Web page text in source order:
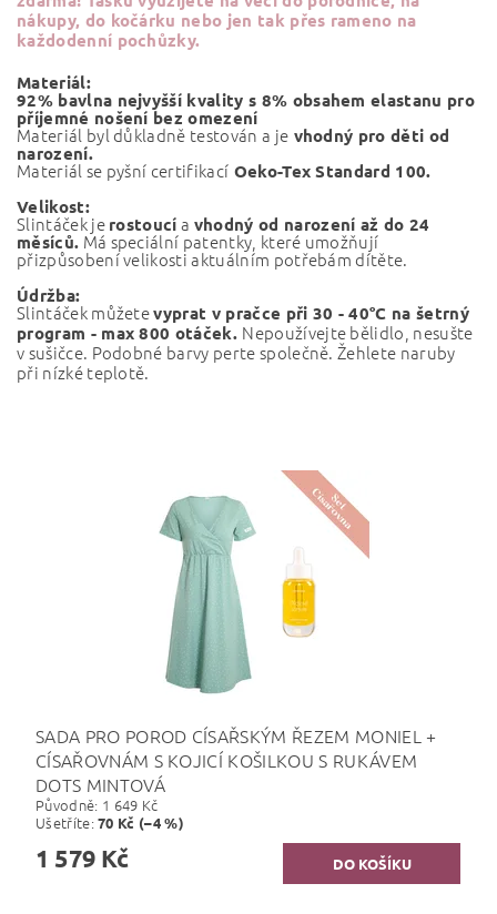
nákupy, do kočárku nebo jen tak přes rameno na
každodenní pochůzky.
Materiál:
92% bavlna nejvyšší kvality s 8% obsahem elastanu pro
příjemné nošení bez omezení
Materiál byl důkladně testován a je vhodný pro děti od
narození.
Materiál se pyšní certifikací Oeko-Tex Standard 100.
Velikost:
Slintáček je rostoucí a vhodný od narození až do 24
měsíců. Má speciální patentky, které umožňují
přizpůsobení velikosti aktuálním potřebám dítěte.
Údržba:
Slintáček můžetevyprat v pračce při 30 - 40°C na šetrný
program - max 800 otáček. Nepoužívejte bělidlo, nesušte
v sušičce. Podobné barvy perte společně. Žehlete naruby
při nízké teplotě.
SADA PRO POROD CÍSAŘSKÝM ŘEZEM MONIEL +
CÍSAŘOVNÁM S KOJICÍ KOŠILKOU S RUKÁVEM
DOTS MINTOVÁ
Původně: 1 649 Kč
Ušetříte:70 Kč (–4 %)
1 579 Kč